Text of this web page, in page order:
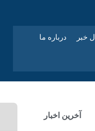
خبر درباره ما
آخرین اخبار